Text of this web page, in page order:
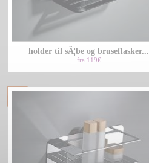
holder til sÃ¦be og bruseflasker...
fra 119€